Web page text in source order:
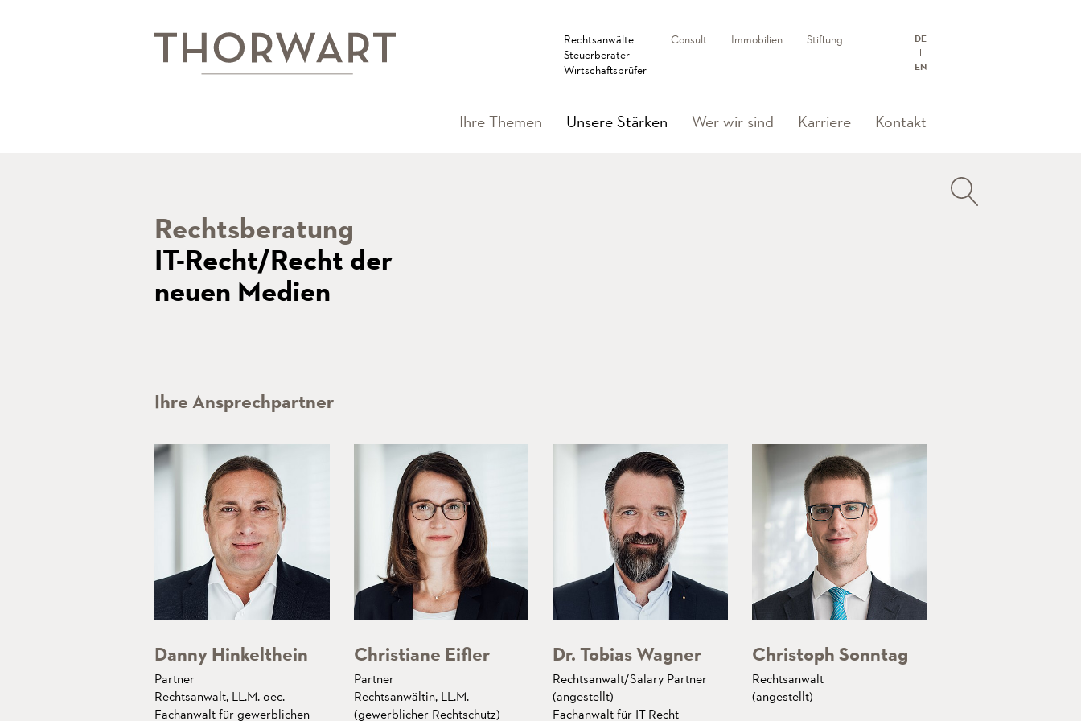
Rechtsanwälte
Steuerberater
Wirtschaftsprüfer
Consult Immobilien Stiftung DE
EN
Ihre Themen Unsere Stärken (current)
Wer wir sind Karriere Kontakt
Rechtsberatung
IT-Recht/Recht der
neuen Medien
Ihre Ansprechpartner
Danny Hinkelthein
Partner
Rechtsanwalt, LL.M. oec.
Fachanwalt für gewerblichen
Christiane Eifler
Partner
Rechtsanwältin, LL.M.
(gewerblicher Rechtschutz)
Dr. Tobias Wagner
Rechtsanwalt/Salary Partner
(angestellt)
Fachanwalt für IT-Recht
Christoph Sonntag
Rechtsanwalt
(angestellt)